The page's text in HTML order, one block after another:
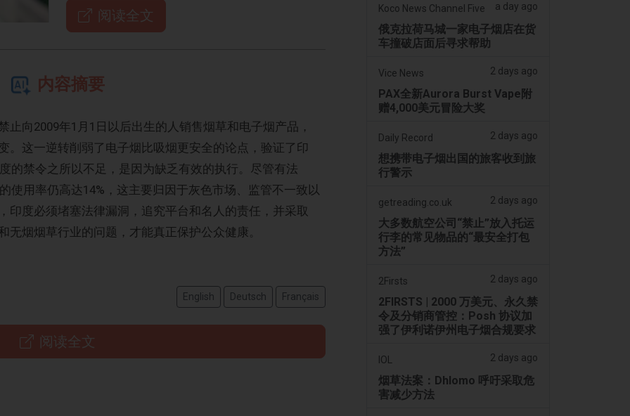
阅读全文
内容摘要
向2009年1月1日以后出生的人销售烟草和电子烟产品，
。这一逆转削弱了电子烟比吸烟更安全的论点，验证了印
的禁令之所以不足，是因为缺乏有效的执行。尽管有法
使用率仍高达14%，这主要归因于灰色市场、监管不一致以
印度必须堵塞法律漏洞，追究平台和名人的责任，并采取
烟烟草行业的问题，才能真正保护公众健康。
English Deutsch Français
阅读全文
Koco News Channel Five a day ago
俄克拉荷马城一家电子烟店在货
车撞破店面后寻求帮助
Vice News 2 days ago
PAX全新Aurora Burst Vape附
赠4,000美元冒险大奖
Daily Record 2 days ago
想携带电子烟出国的旅客收到旅
行警示
getreading.co.uk 2 days ago
大多数航空公司“禁止”放入托运
行李的常见物品的“最安全打包
方法”
2Firsts 2 days ago
2FIRSTS | 2000 万美元、永久禁
令及分销商管控：Posh 协议加
强了伊利诺伊州电子烟合规要求
IOL 2 days ago
烟草法案：Dhlomo 呼吁采取危
害减少方法